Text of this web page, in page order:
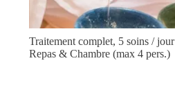
Traitement complet, 5 soins / jour
Repas & Chambre (max 4 pers.)